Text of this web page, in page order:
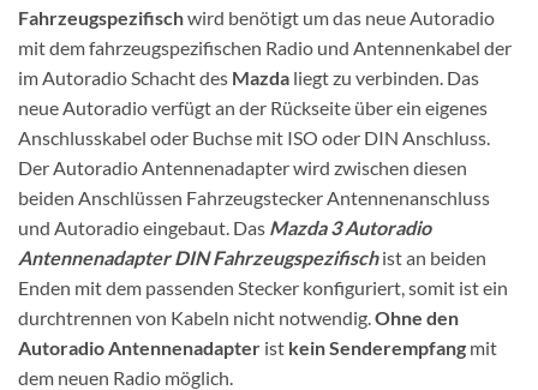
Fahrzeugspezifischwird benötigt um das neue Autoradio
mit dem fahrzeugspezifischen Radio und Antennenkabel der
im Autoradio Schacht des Mazda liegt zu verbinden. Das
neue Autoradio verfügt an der Rückseite über ein eigenes
Anschlusskabel oder Buchse mit ISO oder DIN Anschluss.
Der Autoradio Antennenadapter wird zwischen diesen
beiden Anschlüssen Fahrzeugstecker Antennenanschluss
und Autoradio eingebaut. Das Mazda 3 Autoradio
Antennenadapter DIN Fahrzeugspezifischist an beiden
Enden mit dem passenden Stecker konfiguriert, somit ist ein
durchtrennen von Kabeln nicht notwendig.Ohne den
Autoradio Antennenadapter ist kein Senderempfang mit
dem neuen Radio möglich.